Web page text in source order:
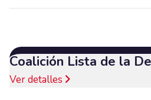
Coalición Lista de la
Ver detalles